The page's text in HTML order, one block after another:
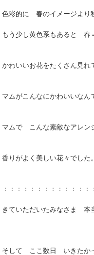
色彩的に 春のイメージより
もう少し黄色系もあると
かわいいお花をたくさん見
マムがこんなにかわいいなん
マムで こんな素敵なアレン
香りがよく美しい花々でし
：：：：：：：：：：：：：
きていただいたみなさま 本
そして ここ数日 いきた